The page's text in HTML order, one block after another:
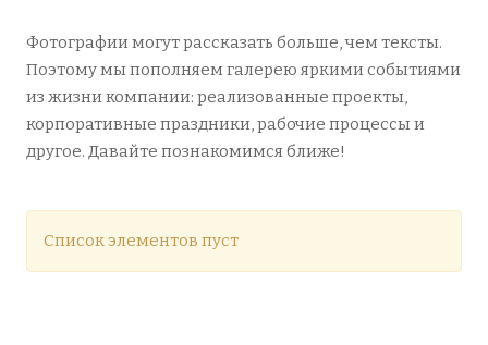
Фотографии могут рассказать больше, чем тексты.
Поэтому мы пополняем галерею яркими событиями
из жизни компании: реализованные проекты,
корпоративные праздники, рабочие процессы и
другое. Давайте познакомимся ближе!
Список элементов пуст